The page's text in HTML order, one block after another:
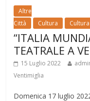
Altre
Città
Cultura Cultura
“ITALIA
TEATRALE A
15 Luglio 2022
Ventimiglia
Domenica 17 luglio